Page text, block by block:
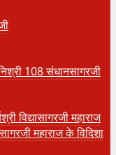
108 संधानसागरजी
‍विद्यासागरजी महाराज
महाराज के विदिशा